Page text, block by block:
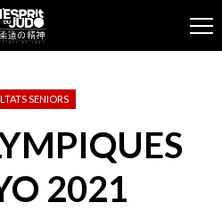
SENIORS
2021